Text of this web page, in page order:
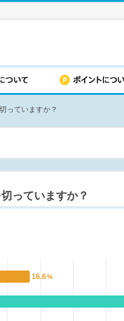
っていますか？
っていますか？
16.6%